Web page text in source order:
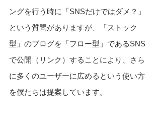
ングを行う時に「SNSだけではダメ？」
という質問がありますが、「ストック
型」のブログを「フロー型」であるSNS
で公開（リンク）することにより、さら
に多くのユーザーに広めるという使い方
を僕たちは提案しています。